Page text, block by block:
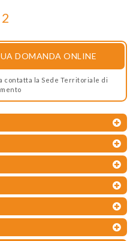
2
DOMANDA ONLINE
contatta la Sede Territoriale di